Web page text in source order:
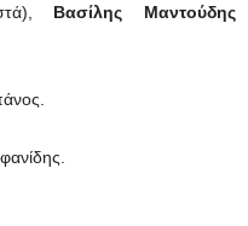
Βασίλης Μαντούδης